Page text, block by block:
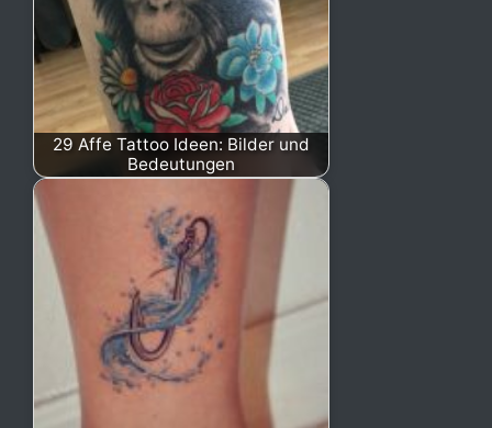
29 Affe Tattoo Ideen: Bilder und
Bedeutungen